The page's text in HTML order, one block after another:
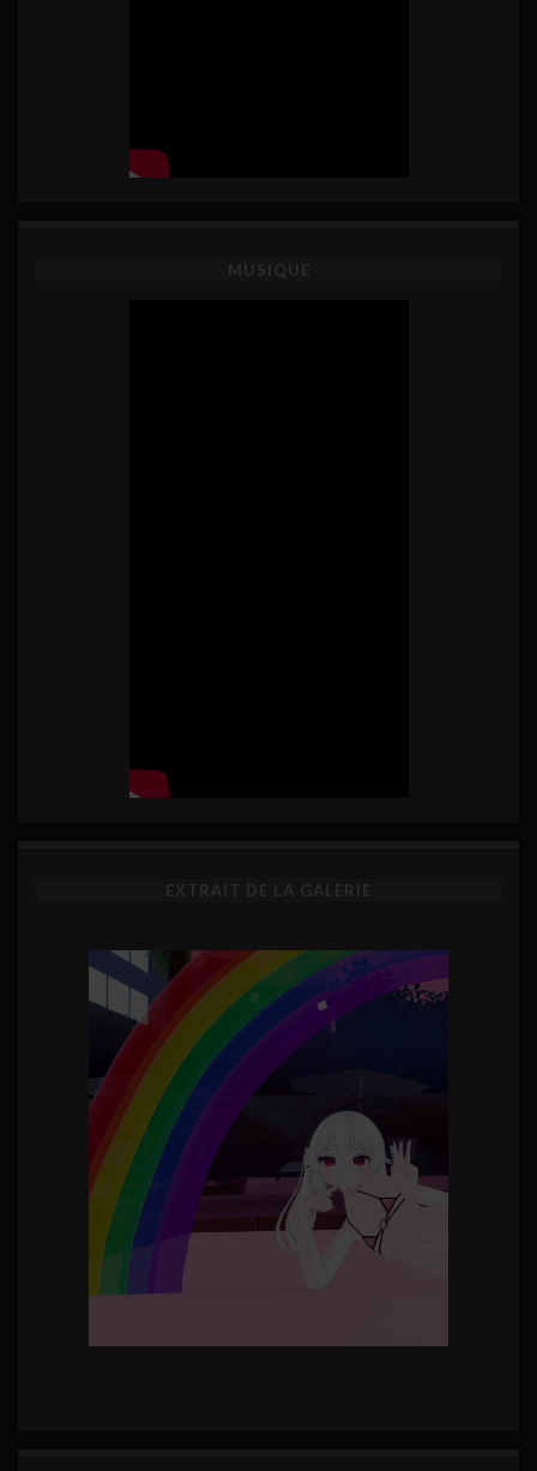
MUSIQUE
EXTRAIT DE LA GALERIE